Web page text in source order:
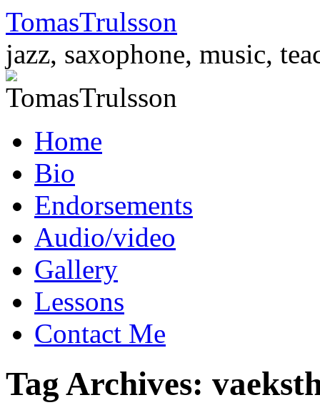
TomasTrulsson
jazz, saxophone, music,
to
contentHome
Bio
Endorsements
Audio/video
Gallery
Lessons
Contact Me
Tag Archives: